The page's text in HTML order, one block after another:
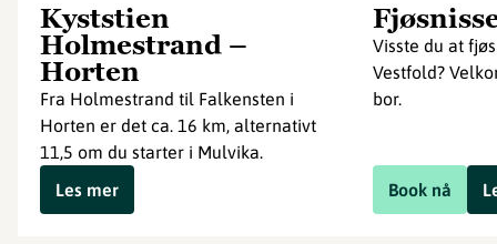
Kyststien
Holmestrand –
Horten
Fra Holmestrand til Falkensten i
Horten er det ca. 16 km, alternativt
11,5 om du starter i Mulvika.
Les mer
Visste du at
Vestfold?
bor.
Book nå